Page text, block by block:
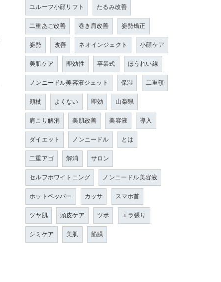
ユルーフ小顔リフト たるみ改善
二重あご改善 巻き肩改善 姿勢矯正
姿勢 改善 ネオインジェクト 小顔ケア
美肌ケア 即効性 卒業式 ほうれい線
ノンニードル美容液ジェット 保湿 二重顎
頬杖 よくない 即効 山梨県
肩こり解消 美肌改善 美容液 導入
ダイエット ノンニードル とは
二重アゴ 解消 サロン
セルフホワイトニング ノンニードル美容液
ホットペッパー カッサ スマホ首
ツヤ肌 頭皮ケア ツボ エラ張り
シミケア 美肌 筋膜